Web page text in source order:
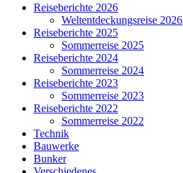
Reiseberichte 2026
Weltentdeckungsreise 2026
Reiseberichte 2025
Sommerreise 2025
Reiseberichte 2024
Sommerreise 2024
Reiseberichte 2023
Sommerreise 2023
Reiseberichte 2022
Sommerreise 2022
Technik
Bauwerke
Bunker